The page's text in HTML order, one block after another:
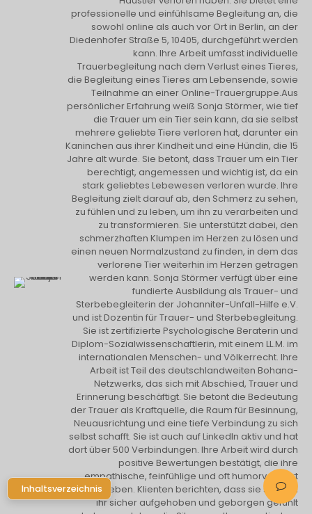
professionelle und einfühlsame Begleitung an, die
sowohl online als auch vor Ort in Berlin, an der
Diedenhofer Straße 5, 10405, durchgeführt werden
kann. Ihre Arbeit umfasst individuelle
Trauerbegleitung nach dem Verlust eines Tieres,
die Begleitung eines Tieres am Lebensende, sowie
Teilnahme an einer Online-Trauergruppe.Aus
persönlicher Erfahrung weiß Sonja Störmer, wie tief
die Trauer um ein Tier sein kann, da sie selbst
mehrere geliebte Tiere verloren hat, darunter ein
Kaninchen aus ihrer Kindheit und eine Hündin, die 15
Jahre alt wurde. Sie betont, dass Trauer um ein Tier
berechtigt, angemessen und wichtig ist, da ein
stark geliebtes Lebewesen verloren wurde. Ihre
Begleitung zielt darauf ab, den Schmerz zu sehen,
zu fühlen und zu leben, um ihn zu verarbeiten und
zu transformieren. Sie unterstützt dabei, den
schmerzhaften Klumpen im Herzen zu lösen und
einen neuen Normalzustand zu finden, in dem das
verlorene Tier weiterhin im Herzen getragen
werden kann. Sonja Störmer verfügt über eine
fundierte Ausbildung als Trauer- und
Sterbebegleiterin der Johanniter-Unfall-Hilfe e.V.
und ist Dozentin für Trauer- und Sterbebegleitung.
Sie ist zertifizierte Psychologische Beraterin und
Diplom-Sozialwissenschaftlerin, mit einem LL.M. im
internationalen Menschen- und Völkerrecht. Ihre
Arbeit ist Teil des deutschlandweiten Bohana-
Netzwerks, das sich mit Abschied, Trauer und
Erinnerung beschäftigt. Sie betont die Bedeutung
der Trauer als Kraftquelle, die Raum für Besinnung,
Neuausrichtung und eine tiefe Verbindung zu sich
selbst schafft. Sie ist auch auf LinkedIn aktiv und hat
dort über 500 Verbindungen. Ihre Arbeit wird durch
positive Bewertungen bestätigt, die ihre
empathische, feinfühlige und oft humorvolle Art
hervorheben. Klienten berichten, dass sie sich bei
ihr sicher aufgehoben und geborgen gefühlt
Inhaltsverzeichnis